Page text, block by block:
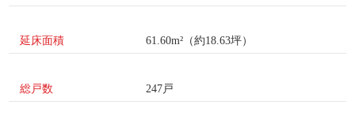
延床面積 61.60m²（約18.63坪）
総戸数 247戸